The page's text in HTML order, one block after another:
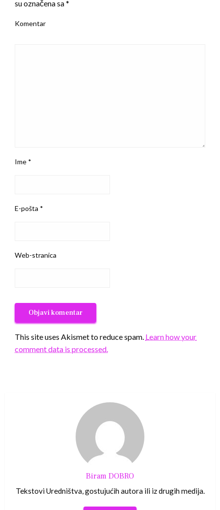
su označena sa*
Komentar
Ime *
E-pošta *
Web-stranica
This site uses Akismet to reduce spam. Learn how your
comment data is processed.
Biram DOBRO
Tekstovi Uredništva, gostujućih autora ili iz drugih medija.